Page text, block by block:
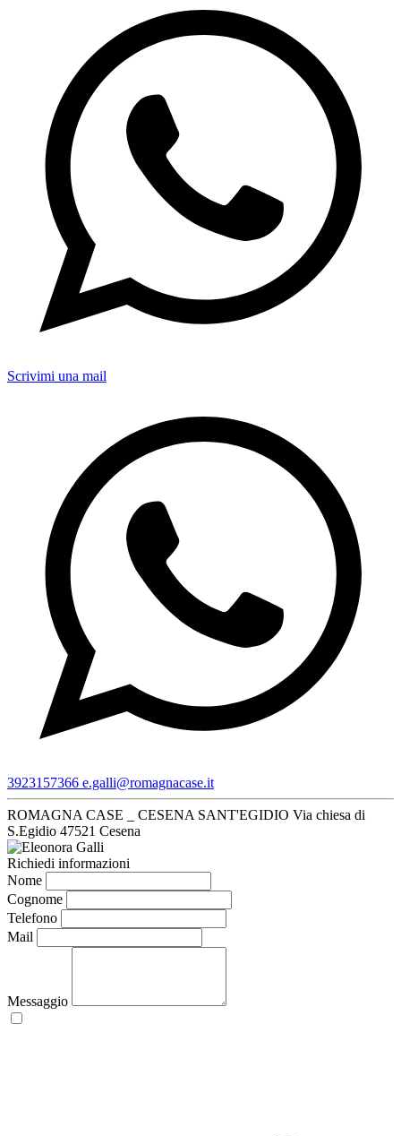
Scrivimi una mail
3923157366 e.galli@romagnacase.it
ROMAGNA CASE _ CESENA SANT'EGIDIO Via chiesa di
S.Egidio 47521 Cesena
Richiedi informazioni
Nome
Cognome
Telefono
Mail
Messaggio